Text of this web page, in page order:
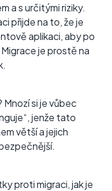
a s určitými riziky.
přijde na to, že je
aplikaci, aby po
je prostě na
Mnozí si je vůbec
jenže tato
větší a jejich
proti migraci, jak je